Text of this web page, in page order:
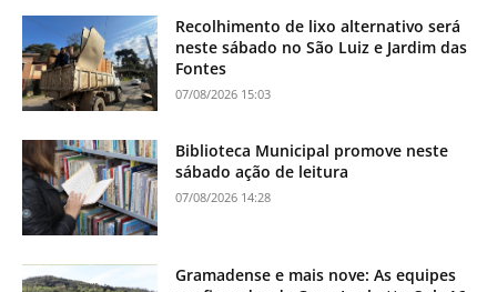
Recolhimento de lixo alternativo será
neste sábado no São Luiz e Jardim das
Fontes
07/08/2026 15:03
Biblioteca Municipal promove neste
sábado ação de leitura
07/08/2026 14:28
Gramadense e mais nove: As equipes